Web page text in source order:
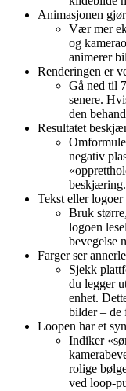
Animasjonen
Vær mer
og
animerer
Renderingen er
Gå ned til
senere.
den
Resultatet
negativ
Tekst eller logoer
Bruk
logoen
bevegelse
Farger ser
Sjekk
du legger
enhet.
bilder – de
Loopen har et
Indiker
rolige
ved loop-